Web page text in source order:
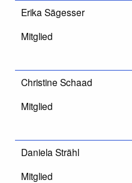
Erika Sägesser
Mitglied
Christine Schaad
Mitglied
Daniela Strähl
Mitglied